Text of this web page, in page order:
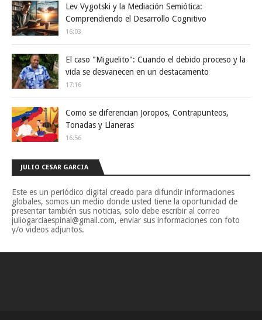
Lev Vygotski y la Mediación Semiótica:
Comprendiendo el Desarrollo Cognitivo
16:03
El caso "Miguelito": Cuando el debido proceso y la
vida se desvanecen en un destacamento
17:16
Como se diferencian Joropos, Contrapunteos,
Tonadas y Llaneras
16:56
JULIO CESAR GARCIA
Este es un periódico digital creado para difundir informaciones
globales, somos un medio donde usted tiene la oportunidad de
presentar también sus noticias, solo debe escribir al correo
juliogarciaespinal@gmail.com, enviar sus informaciones con foto
y/o videos adjuntos.